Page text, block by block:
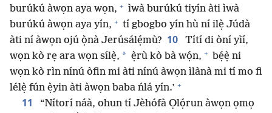
burúkú àwọn aya wọn, + ìwà burúkú tiyín àti ìwà
burúkú àwọn aya yín, + tí gbogbo yín hù ní ilẹ̀ Júdà
àti ní àwọn ojú ọ̀nà Jerúsálẹ́mù? 10
Títí di òní yìí,
wọn kò rẹ ara wọn sílẹ̀, * ẹ̀rù kò bà wọ́n, + bẹ́ẹ̀ ni
wọn kò rìn nínú òfin mi àti nínú àwọn ìlànà mi tí mo fi
lélẹ̀ fún ẹ̀yin àti àwọn baba ńlá yín.’ +
11
“Nítorí náà, ohun tí Jèhófà Ọlọ́run àwọn ọmọ